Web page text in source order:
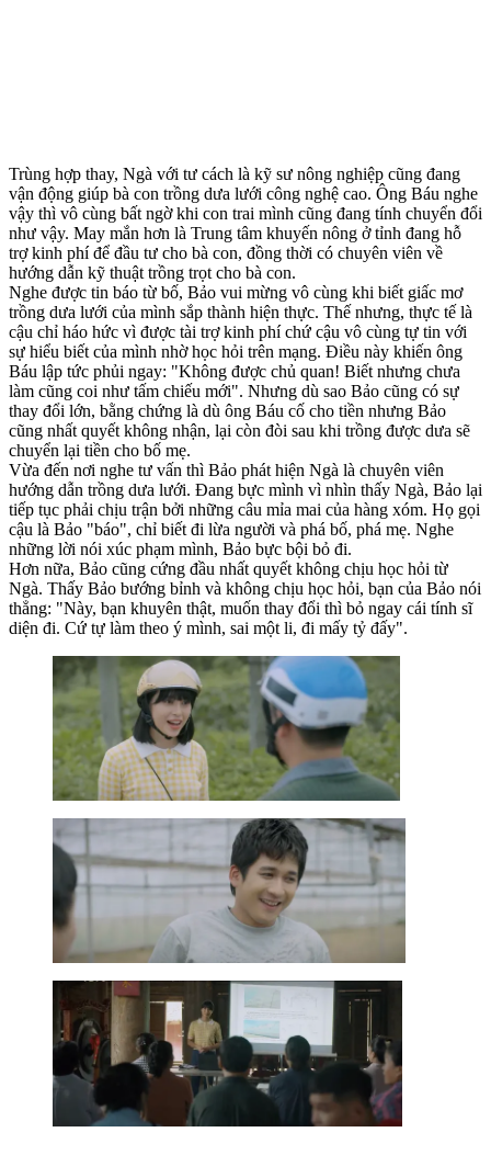
Trùng hợp thay, Ngà với tư cách là kỹ sư nông nghiệp cũng đang
vận động giúp bà con trồng dưa lưới công nghệ cao. Ông Báu nghe
vậy thì vô cùng bất ngờ khi con trai mình cũng đang tính chuyển đổi
như vậy. May mắn hơn là Trung tâm khuyến nông ở tỉnh đang hỗ
trợ kinh phí để đầu tư cho bà con, đồng thời có chuyên viên về
hướng dẫn kỹ thuật trồng trọt cho bà con.
Nghe được tin báo từ bố, Bảo vui mừng vô cùng khi biết giấc mơ
trồng dưa lưới của mình sắp thành hiện thực. Thế nhưng, thực tế là
cậu chỉ háo hức vì được tài trợ kinh phí chứ cậu vô cùng tự tin với
sự hiểu biết của mình nhờ học hỏi trên mạng. Điều này khiến ông
Báu lập tức phủi ngay: "Không được chủ quan! Biết nhưng chưa
làm cũng coi như tấm chiếu mới". Nhưng dù sao Bảo cũng có sự
thay đổi lớn, bằng chứng là dù ông Báu cố cho tiền nhưng Bảo
cũng nhất quyết không nhận, lại còn đòi sau khi trồng được dưa sẽ
chuyển lại tiền cho bố mẹ.
Vừa đến nơi nghe tư vấn thì Bảo phát hiện Ngà là chuyên viên
hướng dẫn trồng dưa lưới. Đang bực mình vì nhìn thấy Ngà, Bảo lại
tiếp tục phải chịu trận bởi những câu mỉa mai của hàng xóm. Họ gọi
cậu là Bảo "báo", chỉ biết đi lừa người và phá bố, phá mẹ. Nghe
những lời nói xúc phạm mình, Bảo bực bội bỏ đi.
Hơn nữa, Bảo cũng cứng đầu nhất quyết không chịu học hỏi từ
Ngà. Thấy Bảo bướng bỉnh và không chịu học hỏi, bạn của Bảo nói
thẳng: "Này, bạn khuyên thật, muốn thay đổi thì bỏ ngay cái tính sĩ
diện đi. Cứ tự làm theo ý mình, sai một li, đi mấy tỷ đấy".